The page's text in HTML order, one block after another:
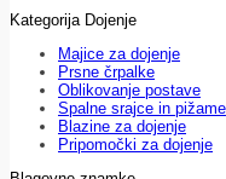
Kategorija Dojenje
Majice za dojenje
Prsne črpalke
Oblikovanje postave
Spalne srajce in pižame
Blazine za dojenje
Pripomočki za dojenje